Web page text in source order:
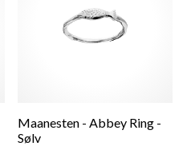
Maanesten - Abbey Ring -
Sølv